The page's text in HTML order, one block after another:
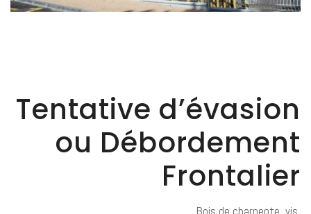
Tentative d’évasion
ou Débordement
Frontalier